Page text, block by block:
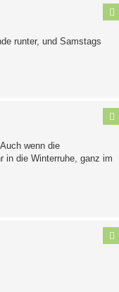
runter, und Samstags
wenn die
in die Winterruhe, ganz im